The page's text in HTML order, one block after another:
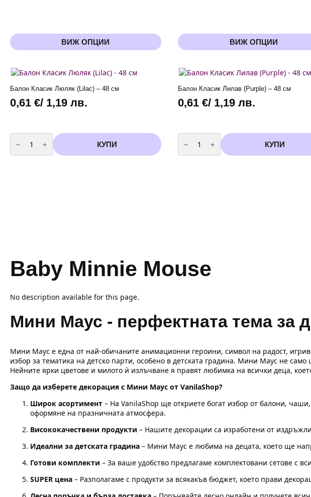
ВИЖ ОПЦИИ
This
product
multiple
variants.
The
may
on
the
ВИЖ ОПЦИИ
This
product
multiple
variants.
The
may
on
the
Балон Класик Люляк (Lilac) – 48 см
0,61 €/ 1,19 лв.
количество
за
Балон
Класик
КУПИ
Балон Класик Лилав (Purple) – 48 см
0,61€/ 1,19 лв.
количество
за
Балон
Класик
КУПИ
Baby Minnie Mouse
No description available for this page.
Мини Маус - перфектната тема за
Мини Маус е една от най-обичаните анимационни героини, символ на радост,
избор за тематика на детско парти, особено в детската градина. Мини Маус не
Нейните ярки цветове и милото ѝ излъчване я правят любимка на всички деца,
Защо да изберете декорация с Мини Маус от VanilaShop?
Широк асортимент – На VanilaShop ще откриете богат избор от балони,
оформяне на празничната атмосфера.
Висококачествени продукти – Нашите декорации са изработени от
Идеални за детската градина – Мини Маус е любима на децата, което ще
Готови комплекти – За ваше удобство предлагаме комплектовани сетове с
SUPER цена – Разполагаме с продукти за всякакъв бюджет, което прави